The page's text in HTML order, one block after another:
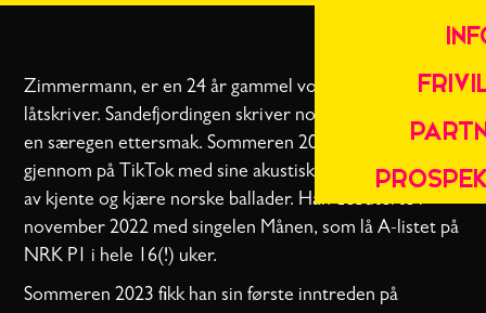
Zimmermann, er en 24 år gammel vokalist og
låtskriver. Sandefjordingen skriver norske tekster med
en særegen ettersmak. Sommeren 2022 slo han
gjennom på TikTok med sine akustiske gitartolkninger
av kjente og kjære norske ballader. Han debuterte i
november 2022 med singelen Månen, som lå A-listet på
NRK P1 i hele 16(!) uker.
Sommeren 2023 fikk han sin første inntreden på